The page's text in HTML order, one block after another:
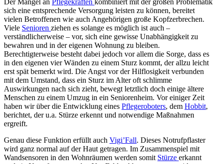
Der Mangel an Pflegekräften kombiniert mit der großen Problematik
sich eine entsprechende Versorgung leisten zu können, bereitet
vielen Betroffenen wie auch Angehörigen große Kopfzerbrechen.
Viele Senioren ziehen es solange es möglich ist auch –
verständlicherweise – vor, sich eine gewisse Unabhängigkeit zu
bewahren und in der eigenen Wohnung zu bleiben.
Berechtigterweise besteht dabei jedoch vor allem die Sorge, dass es
in den eigenen vier Wänden zu einem Sturz kommt, der allzu leicht
erst spät bemerkt wird. Die Angst vor der Hilflosigkeit verbunden
mit dem Umstand, dass ein Sturz im Alter oft schlimme
Auswirkungen nach sich zieht, bewegt letztlich doch einige ältere
Menschen zu einem Umzug in ein Seniorenheim. Vor einiger Zeit
haben wir über die Entwicklung eines Pflegeroboters, dem Hobbit,
berichtet, der u.a. Stürze erkennt und notwendige Maßnahmen
ergreift.
Genau diese Funktion erfüllt auch Vigi’Fall. Dieses Notrufpflaster
wird ganz normal auf der Haut getragen. Im Zusammenspiel mit
Wandsensoren in den Wohnräumen werden somit Stürze erkannt